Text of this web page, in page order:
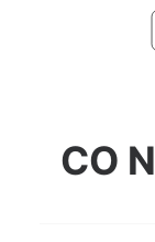
Wybór
którym
menu
CO